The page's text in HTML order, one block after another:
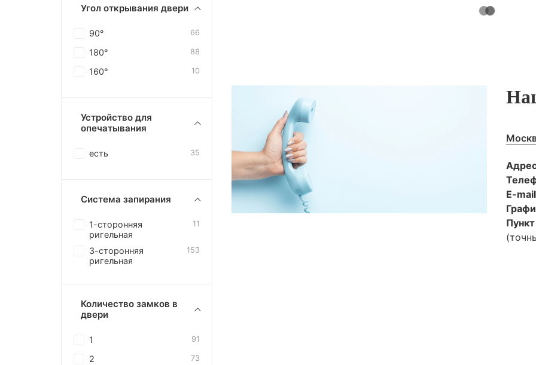
E-
Угол открывания двери
90° 66
180° 88
160° 10
Устройство для
опечатывания
есть 35
Система запирания
1-сторонняя
ригельная
11
3-сторонняя
ригельная
153
Количество замков в
двери
1 91
2 73